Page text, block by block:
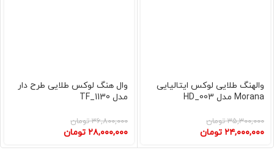
والهنگ طلایی لوکس ایتالیایی
Morana مدل HD_003
۳۵,۳۰۰,۰۰۰ تومان
۲۴,۰۰۰,۰۰۰ تومان
وال هنگ لوکس طلایی طرح دار
مدل TF_1130
۳۶,۸۰۰,۰۰۰ تومان
۲۸,۰۰۰,۰۰۰ تومان